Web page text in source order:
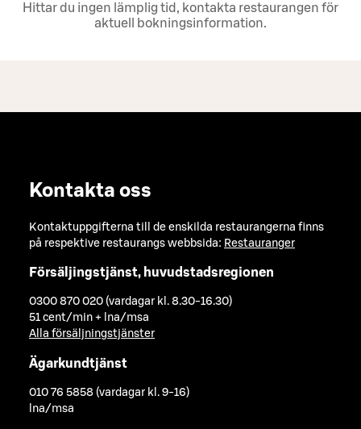
Hittar du ingen lämplig tid, kontakta restaurangen för
aktuell bokningsinformation.
Kontakta oss
Kontaktuppgifterna till de enskilda restaurangerna finns
på respektive restaurangs webbsida: Restauranger
Försäljingstjänst, huvudstadsregionen
0300 870 020 (vardagar kl. 8.30-16.30)
51 cent/min + lna/msa
Alla försäljningstjänster
Ägarkundtjänst
010 76 5858 (vardagar kl. 9-16)
lna/msa